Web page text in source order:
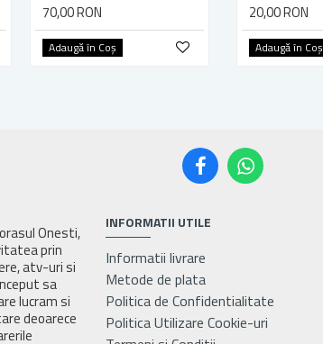
70,00 RON
Adaugă în Coş
70,00 RON
Adaugă în Coş
20,00 RON
Adaugă în Coş
Onesti,
prin
atv-uri si
sa
lucram si
deoarece
INFORMATII UTILE
Informatii livrare
Metode de plata
Politica de Confidentialitate
Politica Utilizare Cookie-uri